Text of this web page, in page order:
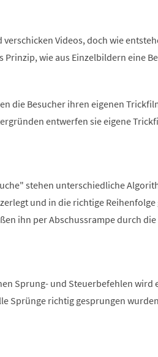
Videos, doch wie
wie aus Einzelbildern eine
die Besucher ihren eigenen
entwerfen sie eigene
stehen unterschiedliche
und in die richtige Reihenfolge
ihn per Abschussrampe durch
Sprung- und Steuerbefehlen wird
Sprünge richtig gesprungen